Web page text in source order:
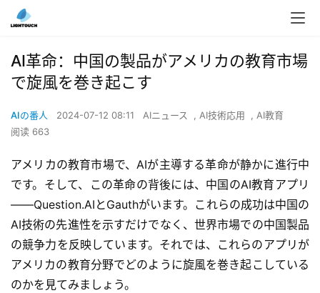
AI革命：中国の製品がアメリカの教育市場
で旋風を巻き起こす
AIの番人 2024-07-12 08:11 AIニュース , AI技術応用 , AI教育
阅读 663
アメリカの教育市場で、AIが主導する革命が静かに進行中
です。そして、この革命の背後には、中国のAI教育アプリ
——Question.AIとGauthがいます。これらの成功は中国の
AI技術の先進性を示すだけでなく、世界市場での中国製品
の競争力を反映しています。それでは、これらのアプリが
アメリカの教育分野でどのように旋風を巻き起こしている
のかを見てみましょう。